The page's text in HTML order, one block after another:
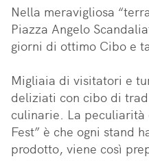
Nella meravigliosa
Piazza Angelo
giorni di ottimo Cibo e
Migliaia di visitatori e
deliziati con cibo di
culinarie. La peculiarità
Fest” è che ogni stand
prodotto, viene così